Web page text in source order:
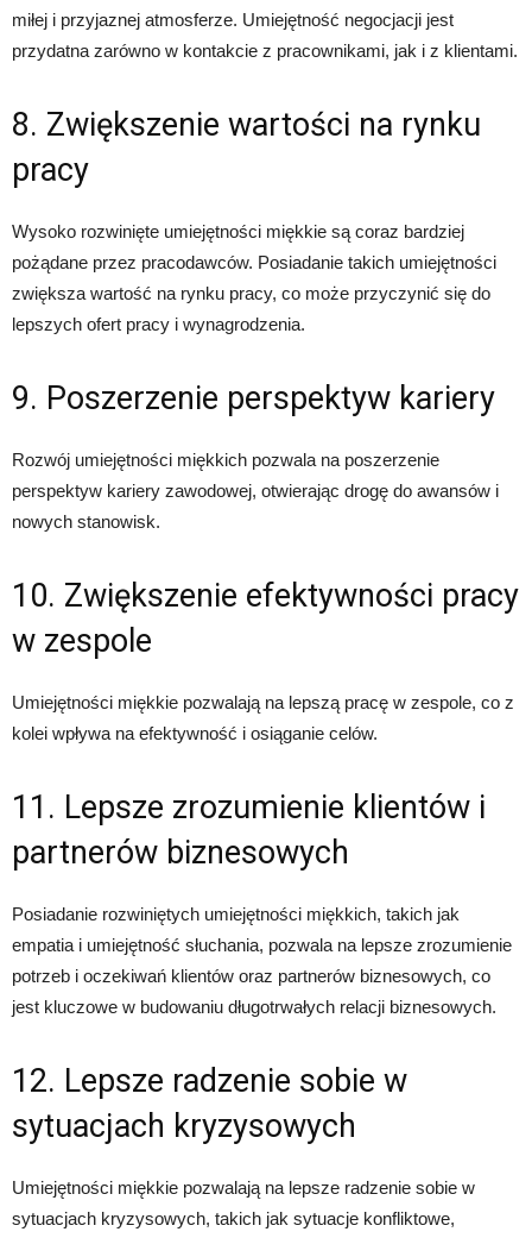
miłej i przyjaznej atmosferze. Umiejętność negocjacji jest
przydatna zarówno w kontakcie z pracownikami, jak i z klientami.
8. Zwiększenie wartości na rynku
pracy
Wysoko rozwinięte umiejętności miękkie są coraz bardziej
pożądane przez pracodawców. Posiadanie takich umiejętności
zwiększa wartość na rynku pracy, co może przyczynić się do
lepszych ofert pracy i wynagrodzenia.
9. Poszerzenie perspektyw kariery
Rozwój umiejętności miękkich pozwala na poszerzenie
perspektyw kariery zawodowej, otwierając drogę do awansów i
nowych stanowisk.
10. Zwiększenie efektywności pracy
w zespole
Umiejętności miękkie pozwalają na lepszą pracę w zespole, co z
kolei wpływa na efektywność i osiąganie celów.
11. Lepsze zrozumienie klientów i
partnerów biznesowych
Posiadanie rozwiniętych umiejętności miękkich, takich jak
empatia i umiejętność słuchania, pozwala na lepsze zrozumienie
potrzeb i oczekiwań klientów oraz partnerów biznesowych, co
jest kluczowe w budowaniu długotrwałych relacji biznesowych.
12. Lepsze radzenie sobie w
sytuacjach kryzysowych
Umiejętności miękkie pozwalają na lepsze radzenie sobie w
sytuacjach kryzysowych, takich jak sytuacje konfliktowe,